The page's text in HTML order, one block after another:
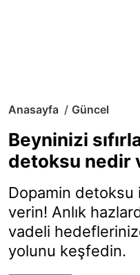
Anasayfa Güncel
Beyninizi
detoksu nedir
Dopamin detoksu
verin! Anlık
vadeli
yolunu keşfedin.